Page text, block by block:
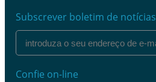
Subscrever boletim de notícias
Confie on-line